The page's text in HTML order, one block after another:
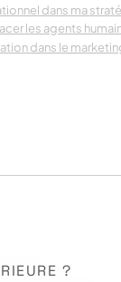
dans ma
les agents
dans le
?